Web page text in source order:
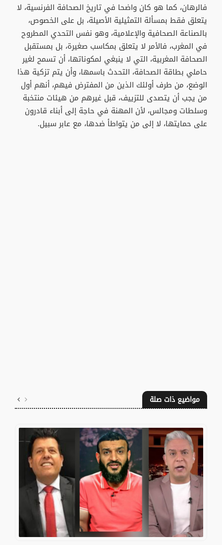
فالرهان، كما هو كان واضحا في تاريخ الصحافة الفرنسية، لا
يتعلق فقط بمسألة التمثيلية الأصيلة، بل على الخصوص،
بالصناعة الصحافية والإعلامية، وهو نفس التحدي المطروح
في المغرب، فالأمر لا يتعلق بمكاسب صغيرة، بل بمستقبل
الصحافة المغربية، التي لا ينبغي لمكوناتها، أن تسمح لغير
حاملي بطاقة الصحافة، التحدث باسمها، وأن يتم تزكية هذا
الوضع، من طرف أولئك الذين من المفترض فيهم، أنهم أول
من يجب أن يتصدى للتزييف، قبل غيرهم من هيئات منتخبة
وسلطات ومجالس، لأن المهنة في حاجة إلى أبناء قادرون
على حمايتها، لا إلى من يتواطأ ضدها، مع عابر سبيل.
مواضيع ذات صلة